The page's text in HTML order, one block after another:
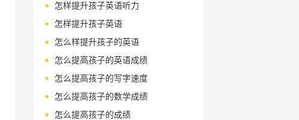
怎样提升孩子英语听力
怎样提升孩子英语
怎么样提升孩子的英语
怎么提高孩子的英语成绩
怎么提高孩子的写字速度
怎么提高孩子的数学成绩
怎么提高孩子的成绩